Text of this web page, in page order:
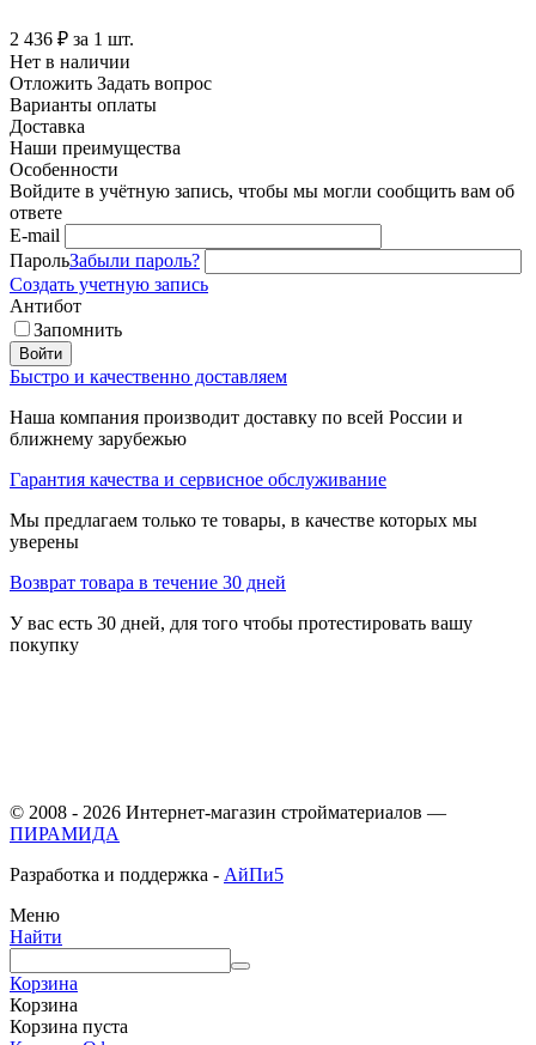
2 436 ₽ за 1 шт.
Нет в наличии
Отложить Задать вопрос
Варианты оплаты
Доставка
Наши преимущества
Особенности
Войдите в учётную запись, чтобы мы могли сообщить вам об
ответе
E-mail
ПарольЗабыли пароль?
Создать учетную запись
Антибот
Запомнить
Войти
Быстро и качественно доставляем
Наша компания производит доставку по всей России и
ближнему зарубежью
Гарантия качества и сервисное обслуживание
Мы предлагаем только те товары, в качестве которых мы
уверены
Возврат товара в течение 30 дней
У вас есть 30 дней, для того чтобы протестировать вашу
покупку
© 2008 - 2026 Интернет-магазин стройматериалов —
ПИРАМИДА
Разработка и поддержка - АйПи5
Меню
Найти
Корзина
Корзина
Корзина пуста